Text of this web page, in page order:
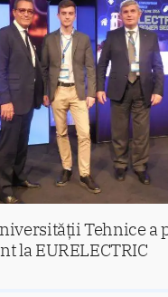
Tehnice a
la EURELECTRIC